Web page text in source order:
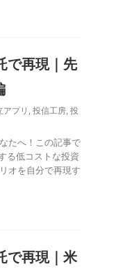
で再現｜先
アプリ , 投信工房, 投
たへ！この記事で
る低コストな投資
オを自分で再現す
で再現｜米